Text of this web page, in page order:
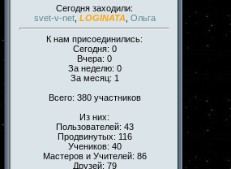
Сегодня заходили:
svet-v-net, LOGINATA Ольга
К нам присоединились:
Сегодня: 0
Вчера: 0
За неделю: 0
За месяц: 1
Всего: 380 участников
Из них:
Пользователей: 43
Продвинутых: 116
Учеников: 40
Мастеров и Учителей: 86
Друзей: 79